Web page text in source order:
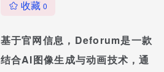
收藏 0
基于官网信息，Deforum是一款
结合AI图像生成与动画技术，通